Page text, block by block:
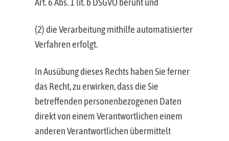
Art. 6 Abs. 1 lit. b DSGVO beruht und
(2) die Verarbeitung mithilfe automatisierter
Verfahren erfolgt.
In Ausübung dieses Rechts haben Sie ferner
das Recht, zu erwirken, dass die Sie
betreffenden personenbezogenen Daten
direkt von einem Verantwortlichen einem
anderen Verantwortlichen übermittelt